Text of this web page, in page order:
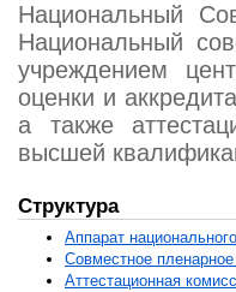
Национальный
Национальный
учреждением
оценки и
а также
высшей
Структура
Аппарат
Совместное
Аттестационная